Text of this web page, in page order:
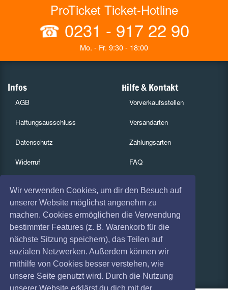
Wir verwenden Cookies, um dir den Besuch auf
unserer Website möglichst angenehm zu
machen. Cookies ermöglichen die Verwendung
bestimmter Features (z. B. Warenkorb für die
nächste Sitzung speichern), das Teilen auf
sozialen Netzwerken. Außerdem können wir
mithilfe von Cookies besser verstehen, wie
unsere Seite genutzt wird. Durch die Nutzung
unserer Website erklärst du dich mit der
ProTicket Ticket-Hotline
☎ 0231 - 917 22 90
Mo. - Fr. 9:30 - 18:00
Infos
AGB
Haftungsausschluss
Datenschutz
Widerruf
Absagen
Hilfe & Kontakt
Vorverkaufsstellen
Versandarten
Zahlungsarten
FAQ
Services
Gutscheine
Geschäftskunden
Kartenrückgabe
Besucherregistrierung